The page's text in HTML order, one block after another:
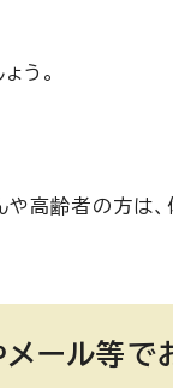
う。
高齢者の方は
ール等で